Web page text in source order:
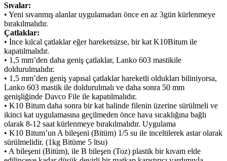
Sıvalar:
• Yeni sıvanmış alanlar uygulamadan önce en az 3gün kürlenmeye
bırakılmalıdır.
Çatlaklar:
• İnce kılcal çatlaklar eğer hareketsizse, bir kat K10Bitum ile
kapatılmalıdır.
• 1,5 mm’den daha geniş çatlaklar, Lanko 603 mastikile
doldurulmalıdır.
• 1,5 mm’den geniş yapısal çatlaklar hareketli oldukları biliniyorsa,
Lanko 603 mastik ile doldurulmalı ve daha sonra 50 mm
genişliğinde Davco File ile kapatılmalıdır.
• K10 Bitum daha sonra bir kat halinde filenin üzerine sürülmeli ve
ikinci kat uygulamasına geçilmeden önce hava sıcaklığına bağlı
olarak 8-12 saat kürlenmeye bırakılmalıdır. Uygulama
• K10 Bitum’un A bileşeni (Bitüm) 1/5 su ile inceltilerek astar olarak
sürülmelidir. (1kg Bitüme 5 ltsu)
• A bileşeni (Bitüm), ile B bileşen (Toz) plastik bir kıvam elde